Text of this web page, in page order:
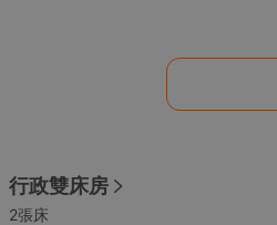
行政雙床房
2張床